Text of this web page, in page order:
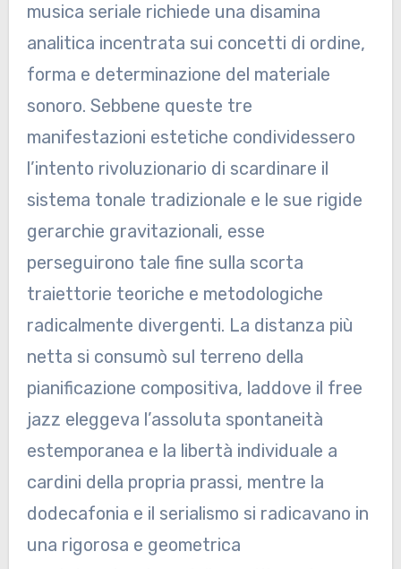
musica seriale richiede una disamina
analitica incentrata sui concetti di ordine,
forma e determinazione del materiale
sonoro. Sebbene queste tre
manifestazioni estetiche condividessero
l’intento rivoluzionario di scardinare il
sistema tonale tradizionale e le sue rigide
gerarchie gravitazionali, esse
perseguirono tale fine sulla scorta
traiettorie teoriche e metodologiche
radicalmente divergenti. La distanza più
netta si consumò sul terreno della
pianificazione compositiva, laddove il free
jazz eleggeva l’assoluta spontaneità
estemporanea e la libertà individuale a
cardini della propria prassi, mentre la
dodecafonia e il serialismo si radicavano in
una rigorosa e geometrica